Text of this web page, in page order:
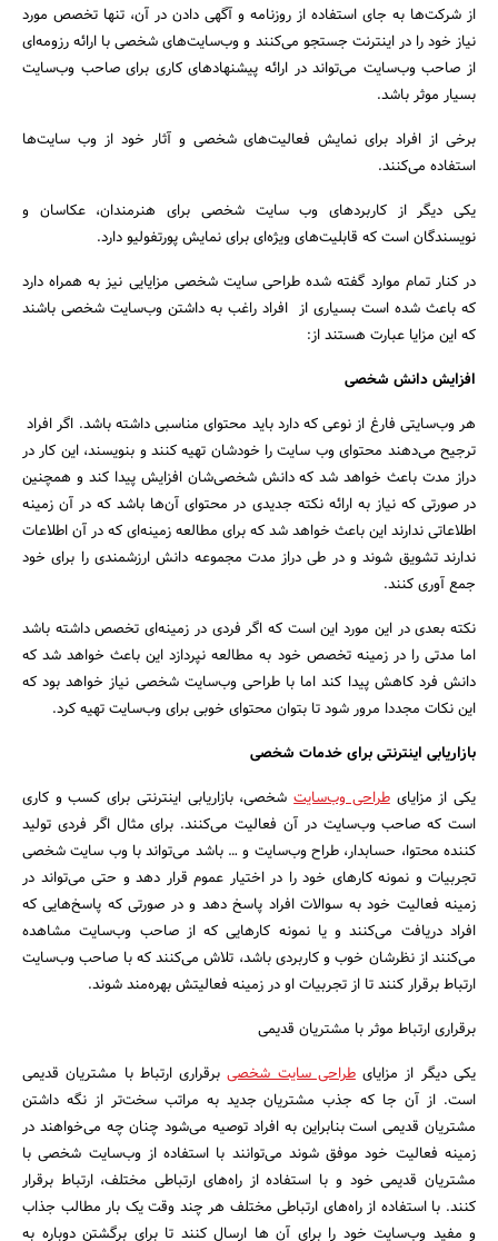
از شرکت‌ها به جای استفاده از روزنامه و آگهی دادن در آن، تنها تخصص مورد
نیاز خود را در اینترنت جستجو می‌کنند و وب‌سایت‌های شخصی با ارائه رزومه‌ای
از صاحب وب‌سایت می‌تواند در ارائه پیشنهاد‌های کاری برای صاحب وب‌سایت
بسیار موثر باشد.
برخی از افراد برای نمایش فعالیت‌های شخصی و آثار خود از وب سایت‌ها
استفاده می‌کنند.
یکی دیگر از کاربردهای وب سایت شخصی برای هنرمندان، عکاسان و
نویسندگان است که قابلیت‌های ویژه‌ای برای نمایش پورتفولیو دارد.
در کنار تمام موارد گفته شده طراحی سایت شخصی مزایایی نیز به همراه دارد
که باعث شده است بسیاری از افراد راغب به داشتن وب‌سایت شخصی باشند
که این مزایا عبارت هستند از:
افزایش دانش شخصی
هر وب‌سایتی فارغ از نوعی که دارد باید محتوای مناسبی داشته باشد. اگر افراد
ترجیح می‌دهند محتوای وب سایت را خودشان تهیه کنند و بنویسند، این کار در
دراز مدت باعث خواهد شد که دانش شخصی‌شان افزایش پیدا کند و همچنین
در صورتی که نیاز به ارائه نکته جدیدی در محتوای آن‌ها باشد که در آن زمینه
اطلاعاتی ندارند این باعث خواهد شد که برای مطالعه زمینه‌ای که در آن اطلاعات
ندارند تشویق شوند و در طی دراز مدت مجموعه دانش ارزشمندی را برای خود
جمع آوری کنند.
نکته بعدی در این مورد این است که اگر فردی در زمینه‌ای تخصص داشته باشد
اما مدتی را در زمینه تخصص خود به مطالعه نپردازد این باعث خواهد شد که
دانش فرد کاهش پیدا کند اما با طراحی وب‌سایت شخصی نیاز خواهد بود که
این نکات مجددا مرور شود تا بتوان محتوای خوبی برای وب‌سایت تهیه کرد.
بازاریابی اینترنتی برای خدمات شخصی
یکی از مزایایطراحی وب‌سایتشخصی، بازاریابی اینترنتی برای کسب و کاری
است که صاحب وب‌سایت در آن فعالیت می‌کنند. برای مثال اگر فردی تولید
کننده محتوا، حسابدار، طراح وب‌سایت و … باشد می‌تواند با وب سایت شخصی
تجربیات و نمونه کارهای خود را در اختیار عموم قرار دهد و حتی می‌تواند در
زمینه فعالیت خود به سوالات افراد پاسخ دهد و در صورتی که پاسخ‌هایی که
افراد دریافت می‌کنند و یا نمونه کارهایی که از صاحب وب‌سایت مشاهده
می‌کنند از نظرشان خوب و کاربردی باشد، تلاش می‌کنند که با صاحب وب‌سایت
ارتباط برقرار کنند تا از تجربیات او در زمینه فعالیتش بهره‌مند شوند.
برقراری ارتباط موثر با مشتریان قدیمی
یکی دیگر از مزایایطراحی سایت شخصیبرقراری ارتباط با مشتریان قدیمی
است. از آن جا که جذب مشتریان جدید به مراتب سخت‌تر از نگه داشتن
مشتریان قدیمی است بنابراین به افراد توصیه می‌شود چنان چه می‌خواهند در
زمینه فعالیت خود موفق شوند می‌توانند با استفاده از وب‌سایت شخصی با
مشتریان قدیمی خود و با استفاده از راه‌های ارتباطی مختلف، ارتباط برقرار
کنند. با استفاده از راه‌های ارتباطی مختلف هر چند وقت یک بار مطالب جذاب
و مفید وب‌سایت خود را برای آن ها ارسال کنند تا برای برگشتن دوباره به